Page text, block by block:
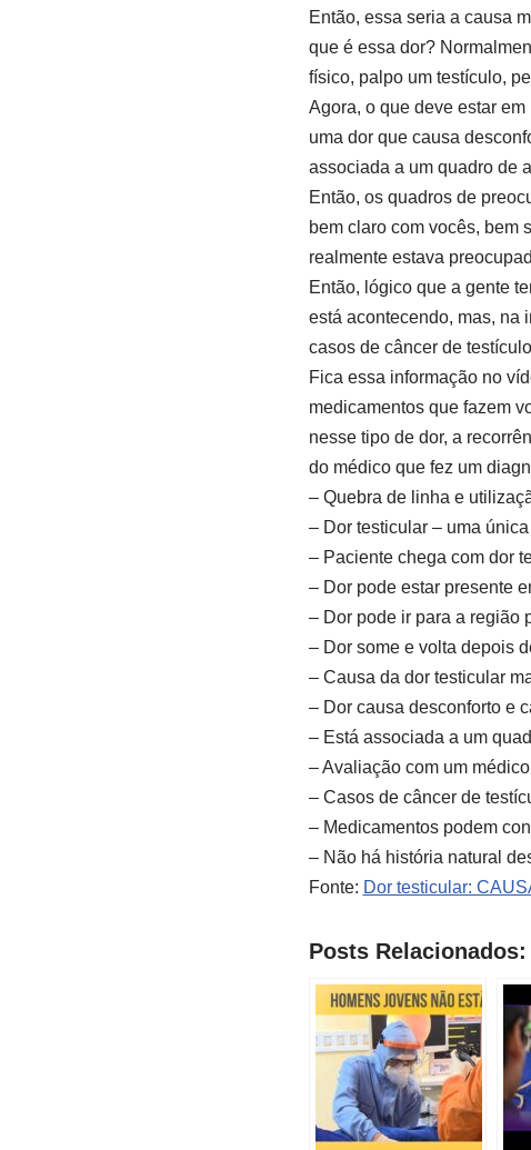
Então, essa seria a causa
que é essa dor?
físico, palpo um testículo,
Agora, o que deve estar
uma dor que causa
associada a um quadro de
Então, os quadros de
bem claro com vocês, bem
realmente estava
Então, lógico que a gente
está acontecendo, mas, na
casos de câncer de
Fica essa informação no
medicamentos que fazem
nesse tipo de dor, a
do médico que fez um
– Quebra de linha e
– Dor testicular – uma
– Paciente chega com dor
– Dor pode estar presente
– Dor pode ir para a região
– Dor some e volta depois
– Causa da dor testicular
– Dor causa desconforto e
– Está associada a um
– Avaliação com um
– Casos de câncer de
– Medicamentos podem
– Não há história natural
Fonte: Dor testicular:
Posts Relacionados: